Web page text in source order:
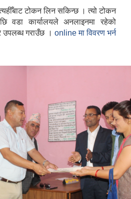
टोकन लिन सकिन्छ । त्यो टोकन
वडा कार्यालयले अनलाइनमा रहेको
उपलब्ध गराउँछ । online मा विवरण भर्न